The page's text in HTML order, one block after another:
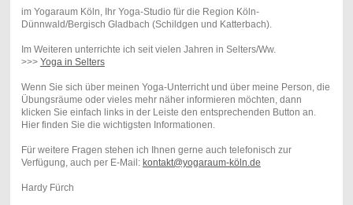
im Yogaraum Köln, Ihr Yoga-Studio für die Region Köln-
Dünnwald/Bergisch Gladbach (Schildgen und Katterbach).
Im Weiteren unterrichte ich seit vielen Jahren in Selters/Ww.
>>> Yoga in Selters
Wenn Sie sich über meinen Yoga-Unterricht und über meine Person, die
Übungsräume oder vieles mehr näher informieren möchten, dann
klicken Sie einfach links in der Leiste den entsprechenden Button an.
Hier finden Sie die wichtigsten Informationen.
Für weitere Fragen stehen ich Ihnen gerne auch telefonisch zur
Verfügung, auch per E-Mail: kontakt@yogaraum-köln.de
Hardy Fürch